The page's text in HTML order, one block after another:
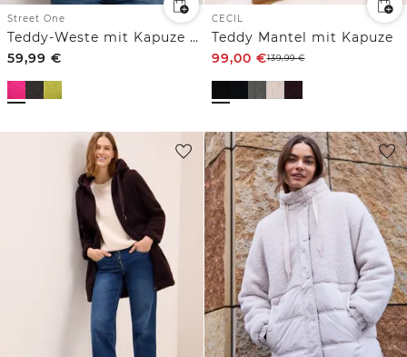
Street One
Teddy-Weste mit Kapuze und Zipper
59,99 €
CECIL
Teddy Mantel mit Kapuze
99,00 €139,99€